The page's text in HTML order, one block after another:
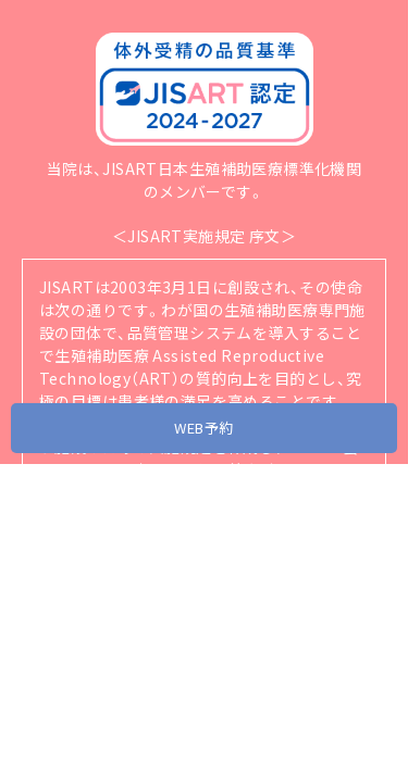
WEB予約
当院は、JISART日本生殖補助医療標準化機関
のメンバーです。
＜JISART実施規定 序文＞
JISARTは2003年3月1日に創設され、その使命
は次の通りです。 わが国の生殖補助医療専門施
設の団体で、品質管理システムを導入すること
で生殖補助医療 Assisted Reproductive
Technology（ART）の質的向上を目的とし、究
極の目標は患者様の満足を高めることです。
JISART の目的達成のために生殖補助医療を行
員はそれを順守することを義務づけられていま